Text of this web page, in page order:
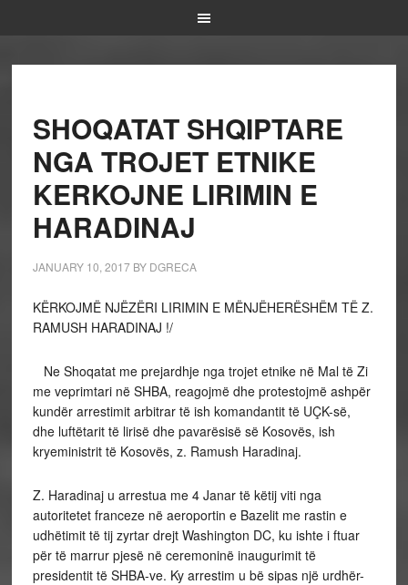
SHOQATAT SHQIPTARE
NGA TROJET ETNIKE
KERKOJNE LIRIMIN E
HARADINAJ
JANUARY 10, 2017BY DGRECA
KËRKOJMË NJËZËRI LIRIMIN E MËNJËHERËSHËM TË Z.
RAMUSH HARADINAJ !/
Ne Shoqatat me prejardhje nga trojet etnike në Mal të Zi
me veprimtari në SHBA, reagojmë dhe protestojmë ashpër
kundër arrestimit arbitrar të ish komandantit të UÇK-së,
dhe luftëtarit të lirisë dhe pavarësisë së Kosovës, ish
kryeministrit të Kosovës, z. Ramush Haradinaj.
Z. Haradinaj u arrestua me 4 Janar të këtij viti nga
autoritetet franceze në aeroportin e Bazelit me rastin e
udhëtimit të tij zyrtar drejt Washington DC, ku ishte i ftuar
për të marrur pjesë në ceremoninë inaugurimit të
presidentit të SHBA-ve. Ky arrestim u bë sipas një urdhër-